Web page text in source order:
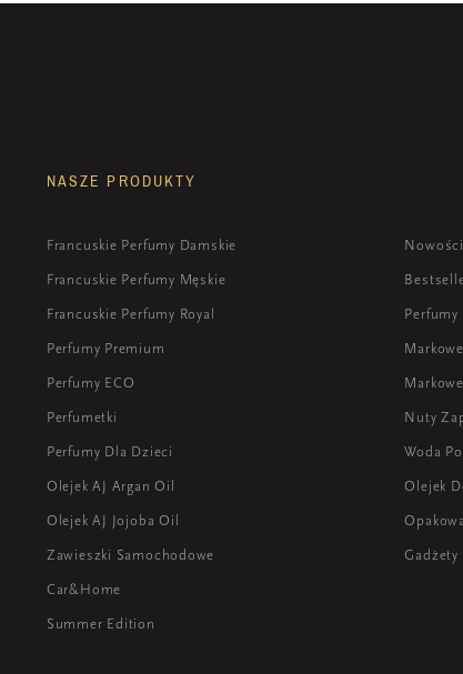
NASZE PRODUKTY
Francuskie Perfumy Damskie
Francuskie Perfumy Męskie
Francuskie Perfumy Royal
Perfumy Premium
Perfumy ECO
Perfumetki
Perfumy Dla Dzieci
Olejek AJ Argan Oil
Olejek AJ Jojoba Oil
Zawieszki Samochodowe
Car&Home
Summer Edition
Nowości
Perfumy
Nuty
Woda
Olejek
Gadżety